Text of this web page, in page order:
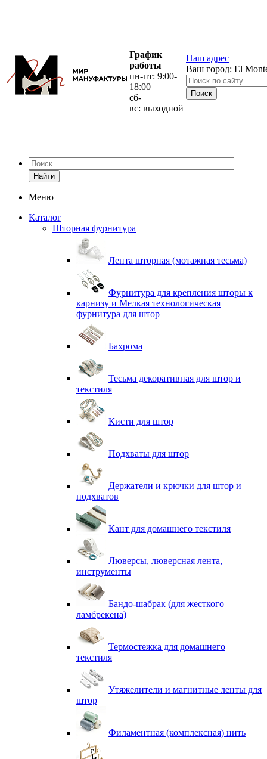
График
работы
пн-пт: 9:00-
18:00
сб-
вс: выходной
Наш адрес
Ваш город: El
Найти
Меню
Каталог
Шторная фурнитура
Лента шторная (мотажная тесьма)
Фурнитура для крепления шторы к
карнизу и Мелкая технологическая
фурнитура для штор
Бахрома
Тесьма декоративная для штор и
текстиля
Кисти для штор
Подхваты для штор
Держатели и крючки для штор и
подхватов
Кант для домашнего текстиля
Люверсы, люверсная лента,
инструменты
Бандо-шабрак (для жесткого
ламбрекена)
Термостежка для домашнего
текстиля
Утяжелители и магнитные ленты для
штор
Филаментная (комплексная) нить